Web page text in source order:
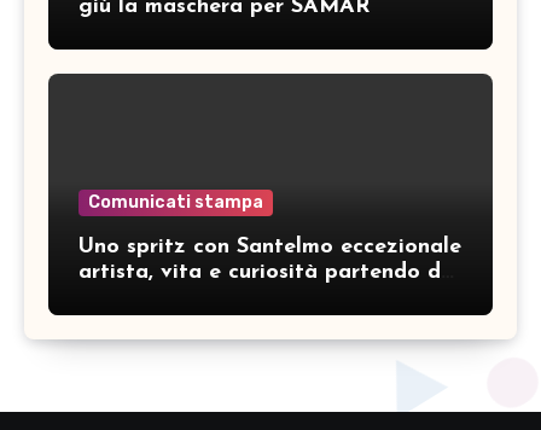
giù la maschera per SAMAR
Comunicati stampa
Uno spritz con Santelmo eccezionale
artista, vita e curiosità partendo da